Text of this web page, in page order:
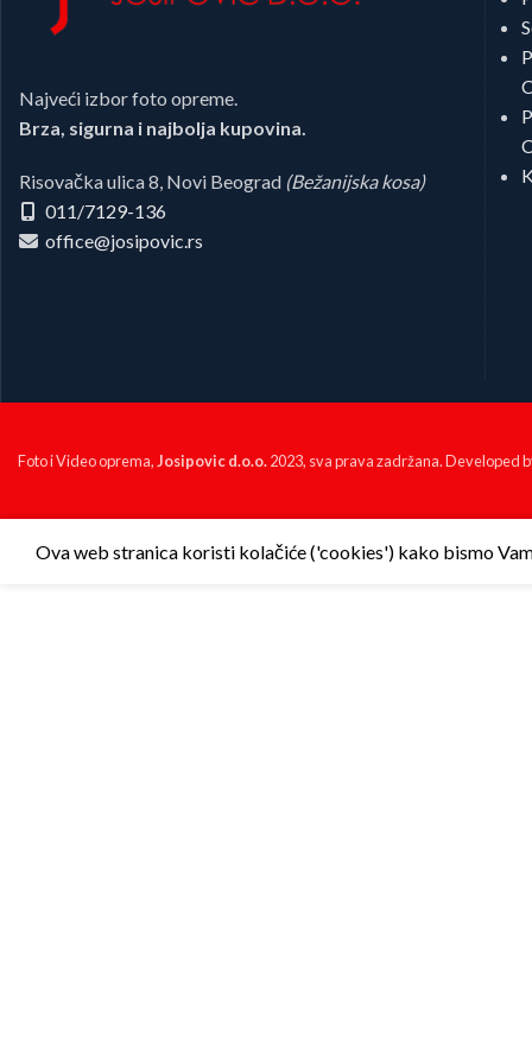
Najveći izbor foto opreme.
Brza, sigurna i najbolja kupovina.
Risovačka ulica 8, Novi Beograd (Bežanijska kosa)
011/7129-136
office@josipovic.rs
Foto i Video oprema,Josipovic d.o.o.2023, sva prava zadržana. Developed
Ova web stranica koristi kolačiće ('cookies') kako bismo